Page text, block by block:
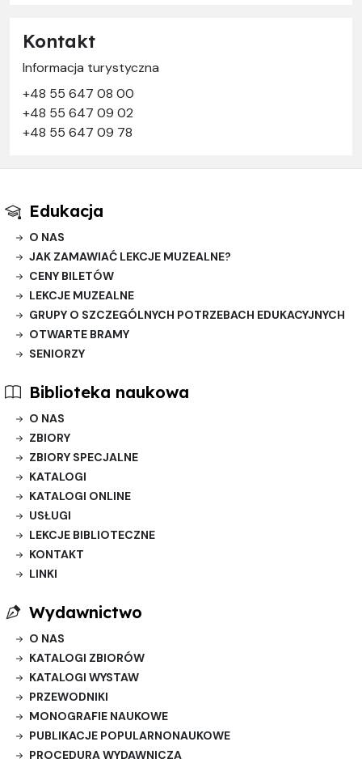
Kontakt
Informacja turystyczna
+48 55 647 08 00
+48 55 647 09 02
+48 55 647 09 78
Edukacja
O NAS
JAK ZAMAWIAĆ LEKCJE MUZEALNE?
CENY BILETÓW
LEKCJE MUZEALNE
GRUPY O SZCZEGÓLNYCH POTRZEBACH EDUKACYJNYCH
OTWARTE BRAMY
SENIORZY
Biblioteka naukowa
O NAS
ZBIORY
ZBIORY SPECJALNE
KATALOGI
KATALOGI ONLINE
USŁUGI
LEKCJE BIBLIOTECZNE
KONTAKT
LINKI
Wydawnictwo
O NAS
KATALOGI ZBIORÓW
KATALOGI WYSTAW
PRZEWODNIKI
MONOGRAFIE NAUKOWE
PUBLIKACJE POPULARNONAUKOWE
PROCEDURA WYDAWNICZA